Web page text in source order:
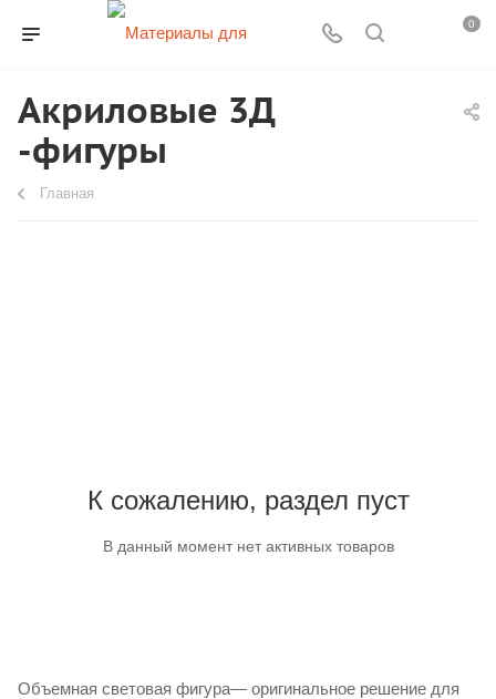
0
Акриловые 3Д
-фигуры
Главная
К сожалению, раздел пуст
В данный момент нет активных товаров
Объемная световая фигура— оригинальное решение для